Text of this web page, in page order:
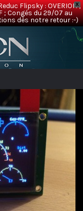
X
Flipsky : OVERION ;
; Congés du 29/07 au
dès notre retour :-)